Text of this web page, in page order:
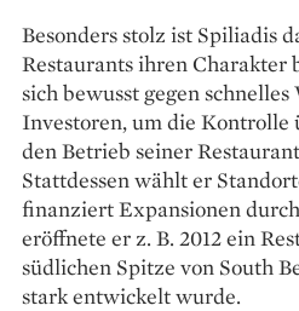
Besonders stolz ist Spiliadis
Restaurants ihren Charakter
sich bewusst gegen
Investoren, um die Kontrolle
den Betrieb seiner
Stattdessen wählt er
finanziert Expansionen
eröffnete er z. B. 2012 ein
südlichen Spitze von South
stark entwickelt wurde.